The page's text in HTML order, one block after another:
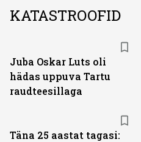
KATASTROOFID
Juba Oskar Luts oli
hädas uppuva Tartu
raudteesillaga
Täna 25 aastat tagasi: